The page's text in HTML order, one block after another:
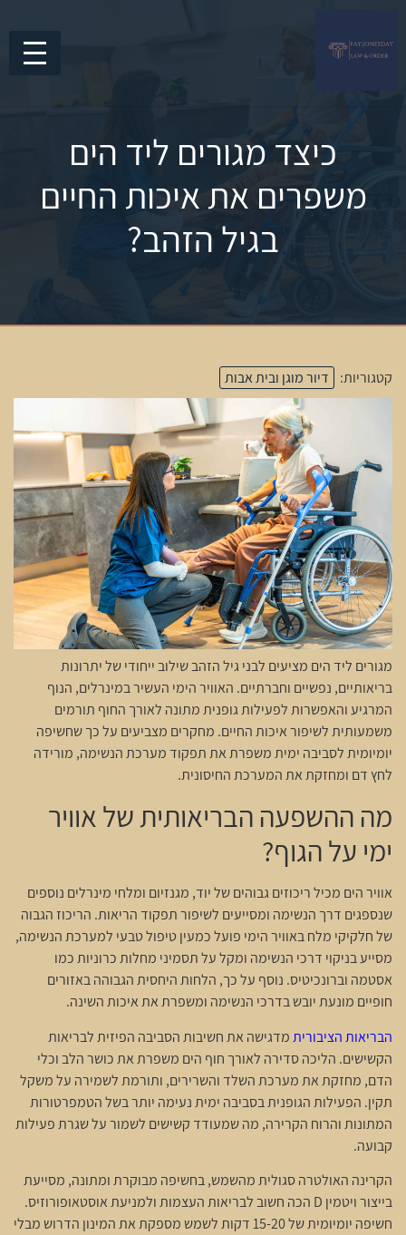
כיצד מגורים ליד הים
משפרים את איכות החיים
בגיל הזהב?
קטגוריות: דיור מוגן ובית אבות
מגורים ליד הים מציעים לבני גיל הזהב שילוב ייחודי של יתרונות
בריאותיים, נפשיים וחברתיים. האוויר הימי העשיר במינרלים, הנוף
המרגיע והאפשרות לפעילות גופנית מתונה לאורך החוף תורמים
משמעותית לשיפור איכות החיים. מחקרים מצביעים על כך שחשיפה
יומיומית לסביבה ימית משפרת את תפקוד מערכת הנשימה, מורידה
לחץ דם ומחזקת את המערכת החיסונית.
מה ההשפעה הבריאותית של אוויר
ימי על הגוף?
אוויר הים מכיל ריכוזים גבוהים של יוד, מגנזיום ומלחי מינרלים נוספים
שנספגים דרך הנשימה ומסייעים לשיפור תפקוד הריאות. הריכוז הגבוה
של חלקיקי מלח באוויר הימי פועל כמעין טיפול טבעי למערכת הנשימה,
מסייע בניקוי דרכי הנשימה ומקל על תסמיני מחלות כרוניות כמו
אסטמה וברונכיטיס. נוסף על כך, הלחות היחסית הגבוהה באזורים
חופיים מונעת יובש בדרכי הנשימה ומשפרת את איכות השינה.
הבריאות הציבוריתמדגישה את חשיבות הסביבה הפיזית לבריאות
הקשישים. הליכה סדירה לאורך חוף הים משפרת את כושר הלב וכלי
הדם, מחזקת את מערכת השלד והשרירים, ותורמת לשמירה על משקל
תקין. הפעילות הגופנית בסביבה ימית נעימה יותר בשל הטמפרטורות
המתונות והרוח הקרירה, מה שמעודד קשישים לשמור על שגרת פעילות
קבועה.
הקרינה האולטרה סגולית מהשמש, בחשיפה מבוקרת ומתונה, מסייעת
בייצור ויטמין D הכה חשוב לבריאות העצמות ולמניעת אוסטאופורוזיס.
חשיפה יומיומית של 15-20 דקות לשמש מספקת את המינון הדרוש מבלי